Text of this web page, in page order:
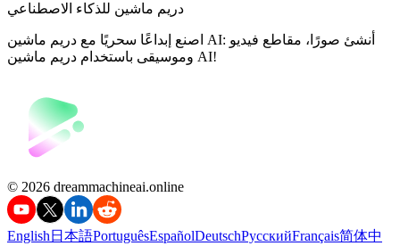
دريم ماشين للذكاء الاصطناعي
اصنع إبداعًا سحريًا مع دريم ماشين AI: أنشئ صورًا، مقاطع فيديو
وموسيقى باستخدام دريم ماشين AI!
©️ 2026 dreammachineai.online
English 日本語PortuguêsEspañolDeutschРусскийFrançais简体中